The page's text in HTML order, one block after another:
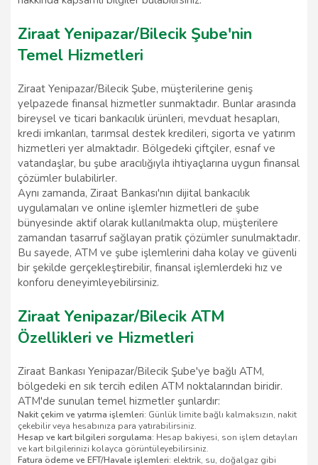
Ziraat Yenipazar/Bilecik Şube'nin
Temel Hizmetleri
Ziraat Yenipazar/Bilecik Şube, müşterilerine geniş
yelpazede finansal hizmetler sunmaktadır. Bunlar arasında
bireysel ve ticari bankacılık ürünleri, mevduat hesapları,
kredi imkanları, tarımsal destek kredileri, sigorta ve yatırım
hizmetleri yer almaktadır. Bölgedeki çiftçiler, esnaf ve
vatandaşlar, bu şube aracılığıyla ihtiyaçlarına uygun finansal
çözümler bulabilirler.
Aynı zamanda, Ziraat Bankası'nın dijital bankacılık
uygulamaları ve online işlemler hizmetleri de şube
bünyesinde aktif olarak kullanılmakta olup, müşterilere
zamandan tasarruf sağlayan pratik çözümler sunulmaktadır.
Bu sayede, ATM ve şube işlemlerini daha kolay ve güvenli
bir şekilde gerçekleştirebilir, finansal işlemlerdeki hız ve
konforu deneyimleyebilirsiniz.
Ziraat Yenipazar/Bilecik ATM
Özellikleri ve Hizmetleri
Ziraat Bankası Yenipazar/Bilecik Şube'ye bağlı ATM,
bölgedeki en sık tercih edilen ATM noktalarından biridir.
ATM'de sunulan temel hizmetler şunlardır:
Nakit çekim ve yatırma işlemleri: Günlük limite bağlı kalmaksızın, nakit
çekebilir veya hesabınıza para yatırabilirsiniz.
Hesap ve kart bilgileri sorgulama: Hesap bakiyesi, son işlem detayları
ve kart bilgilerinizi kolayca görüntüleyebilirsiniz.
Fatura ödeme ve EFT/Havale işlemleri: elektrik, su, doğalgaz gibi